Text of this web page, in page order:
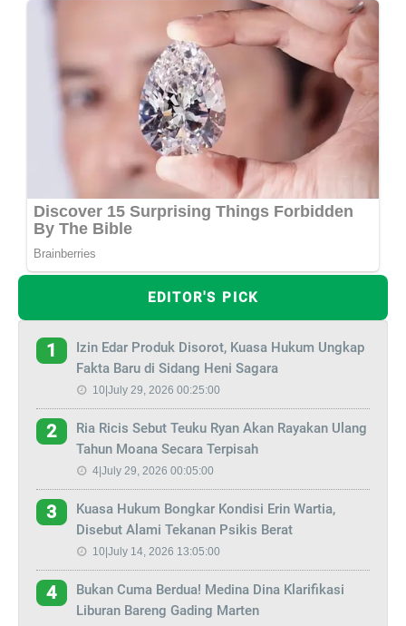
EDITOR'S PICK
1
Izin Edar Produk Disorot, Kuasa Hukum Ungkap
Fakta Baru di Sidang Heni Sagara
10|July 29, 2026 00:25:00
2
Ria Ricis Sebut Teuku Ryan Akan Rayakan Ulang
Tahun Moana Secara Terpisah
4|July 29, 2026 00:05:00
3
Kuasa Hukum Bongkar Kondisi Erin Wartia,
Disebut Alami Tekanan Psikis Berat
10|July 14, 2026 13:05:00
4
Bukan Cuma Berdua! Medina Dina Klarifikasi
Liburan Bareng Gading Marten